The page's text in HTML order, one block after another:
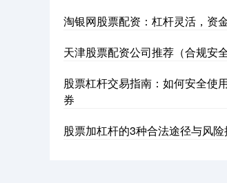
淘银网股票配资：杠杆灵活，资
天津股票配资公司推荐（合规安全
股票杠杆交易指南：如何安全使
券
股票加杠杆的3种合法途径与风